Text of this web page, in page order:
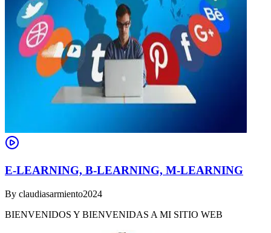
E-LEARNING, B-LEARNING, M-LEARNING
By claudiasarmiento2024
BIENVENIDOS Y BIENVENIDAS A MI SITIO WEB